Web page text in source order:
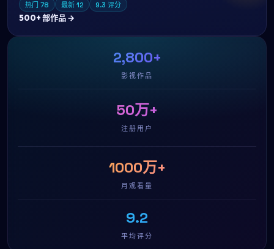
热门 78 最新 12 9.3 评分
500+部作品 →
2,800+
影视作品
50万+
注册用户
1000万+
月观看量
9.2
平均评分